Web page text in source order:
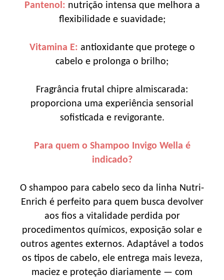
Pantenol: nutrição intensa que melhora a
flexibilidade e suavidade;
Vitamina E: antioxidante que protege o
cabelo e prolonga o brilho;
Fragrância frutal chipre almiscarada:
proporciona uma experiência sensorial
sofisticada e revigorante.
Para quem o Shampoo Invigo Wella é
indicado?
O shampoo para cabelo seco da linha Nutri-
Enrich é perfeito para quem busca devolver
aos fios a vitalidade perdida por
procedimentos químicos, exposição solar e
outros agentes externos. Adaptável a todos
os tipos de cabelo, ele entrega mais leveza,
maciez e proteção diariamente — com